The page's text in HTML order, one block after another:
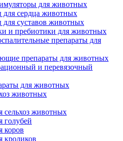
для животных
для сердца животных
для суставов животных
и пребиотики для животных
препараты для
препараты для животных
и перевязочный
для животных
животных
сельхоз животных
голубей
коров
кроликов